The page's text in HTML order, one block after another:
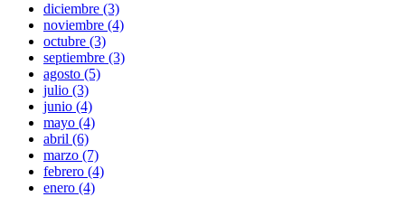
diciembre (3)
noviembre (4)
octubre (3)
septiembre (3)
agosto (5)
julio (3)
junio (4)
mayo (4)
abril (6)
marzo (7)
febrero (4)
enero (4)